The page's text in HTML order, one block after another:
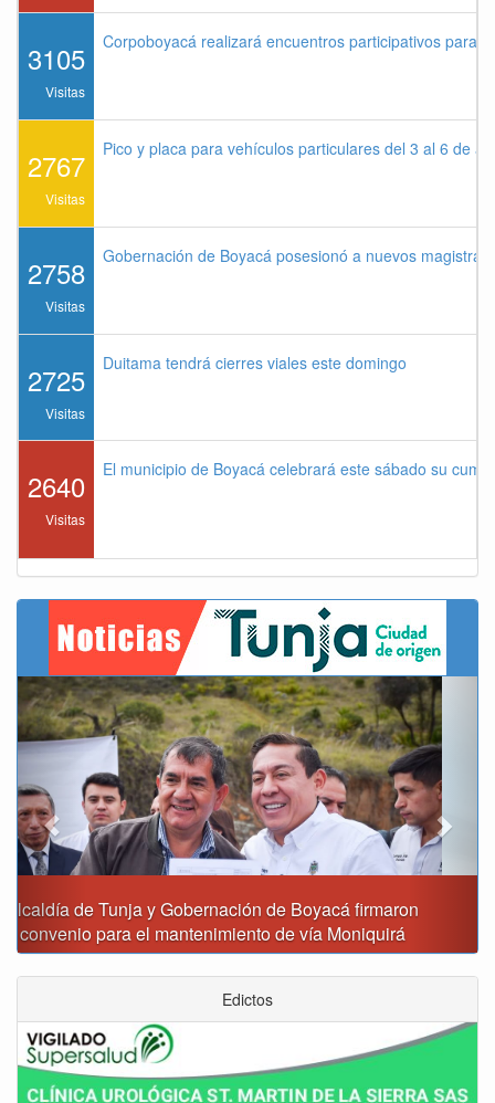
3105
Visitas
Corpoboyacá realizará encuentros participativos para
2767
Visitas
Pico y placa para vehículos particulares del 3 al 6 de
2758
Visitas
Gobernación de Boyacá posesionó a nuevos
2725
Visitas
Duitama tendrá cierres viales este domingo
2640
Visitas
El municipio de Boyacá celebrará este sábado su
Reporte del tiempo en Boyacá para el viernes
Previous Next
Edictos